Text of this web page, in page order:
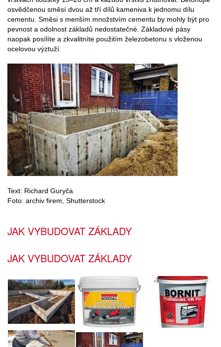
osvědčenou směsí dvou až tří dílů kameniva k jednomu dílu
cementu. Směsi s menším množstvím cementu by mohly být pro
pevnost a odolnost základů nedostatečné. Základové pásy
naopak posílíte a zkvalitníte použitím železobetonu s vloženou
ocelovou výztuží.
Text: Richard Guryča
Foto: archiv firem, Shutterstock
JAK VYBUDOVAT ZÁKLADY
JAK VYBUDOVAT ZÁKLADY